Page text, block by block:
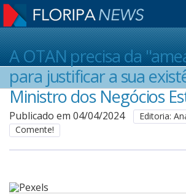
Home
Notícias
Colunistas
A OTAN precisa da
para justificar a sua
Ministro dos Negócios
Publicado em 04/04/2024
Editoria:
Comente!